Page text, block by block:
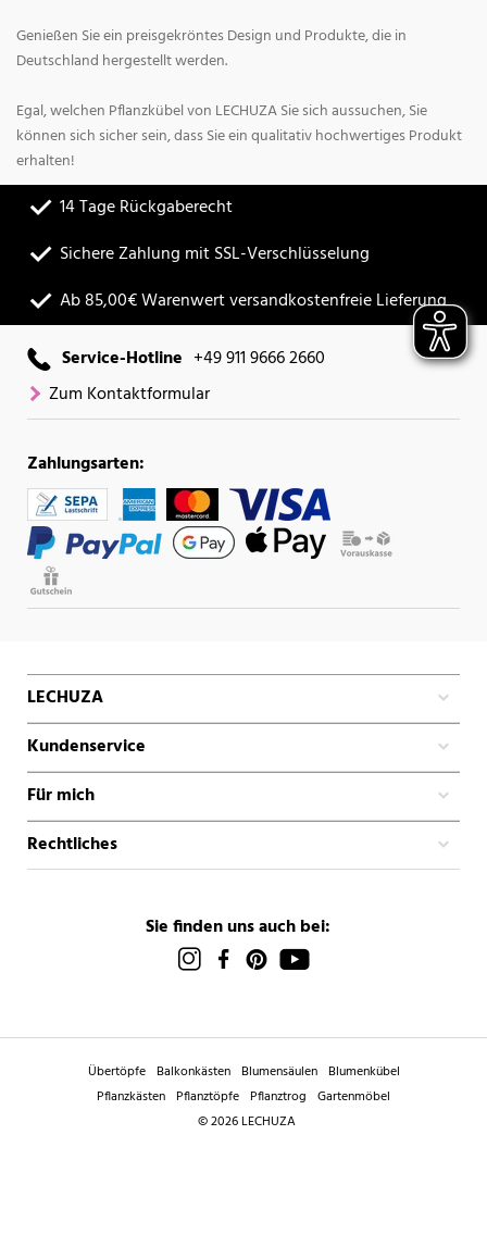
Genießen Sie ein preisgekröntes Design und Produkte, die in
Deutschland hergestellt werden.
Egal, welchen Pflanzkübel von LECHUZA Sie sich aussuchen, Sie
können sich sicher sein, dass Sie ein qualitativ hochwertiges Produkt
erhalten!
14 Tage Rückgaberecht
Sichere Zahlung mit SSL-Verschlüsselung
Ab 85,00€ Warenwert versandkostenfreie Lieferung
Service-Hotline +49 911 9666 2660
Zum Kontaktformular
Zahlungsarten:
LECHUZA
Kundenservice
Für mich
Rechtliches
Sie finden uns auch bei:
Übertöpfe Balkonkästen Blumensäulen Blumenkübel
Pflanzkästen Pflanztöpfe Pflanztrog Gartenmöbel
© 2026 LECHUZA